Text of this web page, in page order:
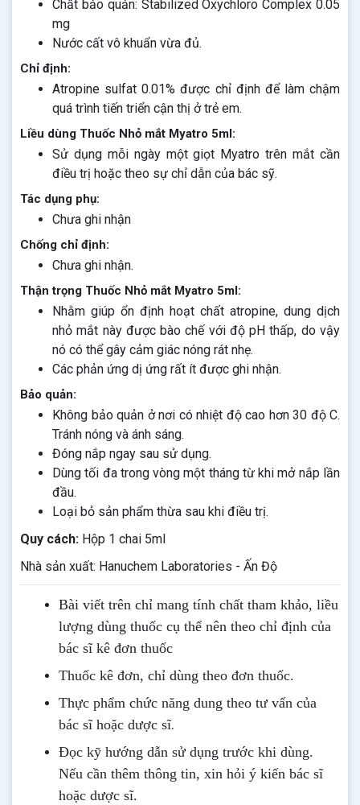
Chất bảo quản: Stabilized Oxychloro Complex 0.05
mg
Nước cất vô khuẩn vừa đủ.
Chỉ định:
Atropine sulfat 0.01% được chỉ định để làm chậm
quá trình tiến triển cận thị ở trẻ em.
Liều dùng Thuốc Nhỏ mắt Myatro 5ml:
Sử dụng mỗi ngày một giọt Myatro trên mắt cần
điều trị hoặc theo sự chỉ dẫn của bác sỹ.
Tác dụng phụ:
Chưa ghi nhận
Chống chỉ định:
Chưa ghi nhận.
Thận trọng Thuốc Nhỏ mắt Myatro 5ml:
Nhằm giúp ổn định hoạt chất atropine, dung dịch
nhỏ mắt này được bào chế với độ pH thấp, do vậy
nó có thể gây cảm giác nóng rát nhẹ.
Các phản ứng dị ứng rất ít được ghi nhận.
Bảo quản:
Không bảo quản ở nơi có nhiệt độ cao hơn 30 độ C.
Tránh nóng và ánh sáng.
Đóng nắp ngay sau sử dụng.
Dùng tối đa trong vòng một tháng từ khi mở nắp lần
đầu.
Loại bỏ sản phẩm thừa sau khi điều trị.
Quy cách: Hộp 1 chai 5ml
Nhà sản xuất: Hanuchem Laboratories - Ấn Độ
Bài viết trên chỉ mang tính chất tham khảo, liều
lượng dùng thuốc cụ thể nên theo chỉ định của
bác sĩ kê đơn thuốc
Thuốc kê đơn, chỉ dùng theo đơn thuốc.
Thực phẩm chức năng dung theo tư vấn của
bác sĩ hoặc dược sĩ.
Đọc kỹ hướng dẫn sử dụng trước khi dùng.
Nếu cần thêm thông tin, xin hỏi ý kiến bác sĩ
hoặc dược sĩ.